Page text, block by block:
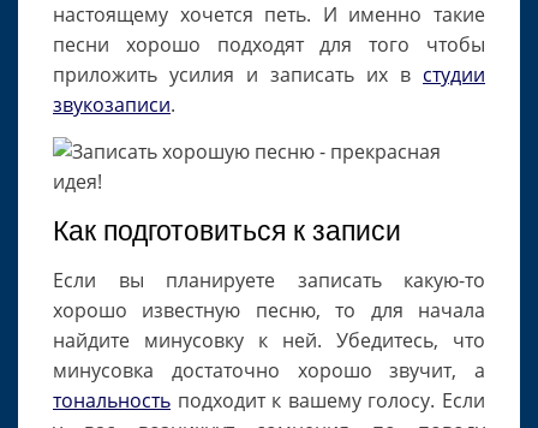
настоящему хочется петь. И именно такие
песни хорошо подходят для того чтобы
приложить усилия и записать их в студии
звукозаписи.
Как подготовиться к записи
Если вы планируете записать какую-то
хорошо известную песню, то для начала
найдите минусовку к ней. Убедитесь, что
минусовка достаточно хорошо звучит, а
тональность подходит к вашему голосу. Если